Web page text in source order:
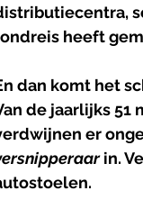
heeft
dan komt het
de jaarlijks 51
er
in.